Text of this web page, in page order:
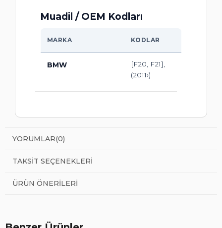
Muadil / OEM Kodları
MARKA KODLAR
BMW
[F20, F21],
(2011›)
YORUMLAR(0)
TAKSIT SEÇENEKLERI
ÜRÜN ÖNERILERI